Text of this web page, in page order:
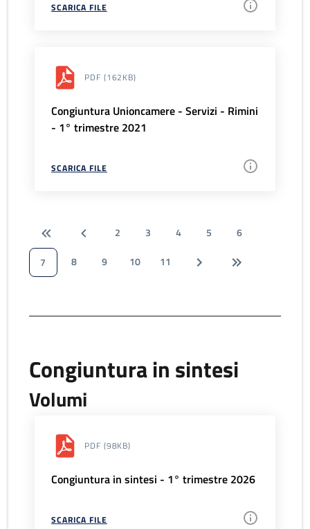
SCARICA FILE
PDF (162KB)
Congiuntura Unioncamere - Servizi - Rimini
- 1° trimestre 2021
SCARICA FILE
2 3 4 5
6
7
8 9 10 11
Congiuntura in sintesi
Volumi
PDF (98KB)
Congiuntura in sintesi - 1° trimestre 2026
SCARICA FILE